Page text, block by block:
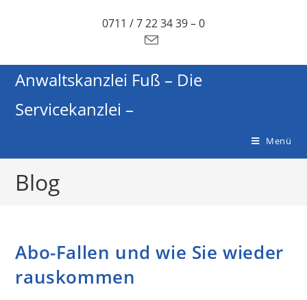
0711 / 7 22 34 39 – 0
Anwaltskanzlei Fuß – Die
Servicekanzlei –
Menü
Blog
Abo-Fallen und wie Sie wieder
rauskommen